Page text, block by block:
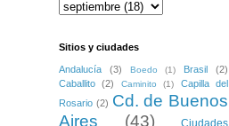
Sitios y ciudades
Andalucía (3) Boedo (1) Brasil
(2)
Caballito
(2) Caminito (1)
Capilla del
Rosario (2) Cd. de Buenos
Aires
(43)